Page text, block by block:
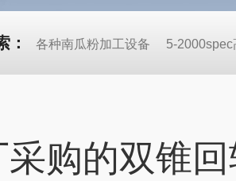
： 各种南瓜粉加工设备 5-
购的双锥